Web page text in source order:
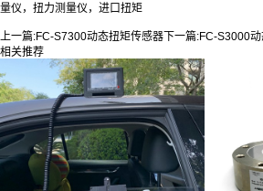
量仪，扭力测量仪，进口扭矩
上一篇:FC-S7300动态扭矩传感器 下一篇:FC-S3000
相关推荐